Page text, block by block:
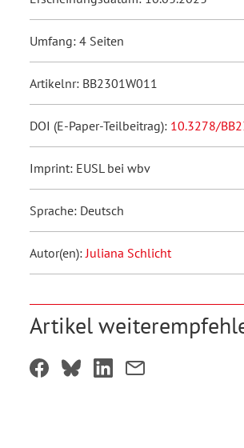
Umfang: 4 Seiten
Artikelnr: BB2301W011
DOI (E-Paper-Teilbeitrag): 10.3278/
Imprint: EUSL bei wbv
Sprache: Deutsch
Autor(en): Juliana Schlicht
Artikel